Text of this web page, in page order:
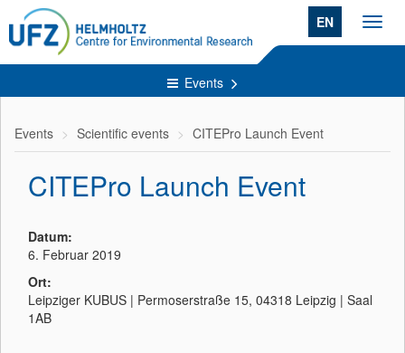
EN
Events
Events Scientific events CITEPro Launch Event
CITEPro Launch Event
Datum:
6. Februar 2019
Ort:
Leipziger KUBUS | Permoserstraße 15, 04318 Leipzig | Saal
1AB